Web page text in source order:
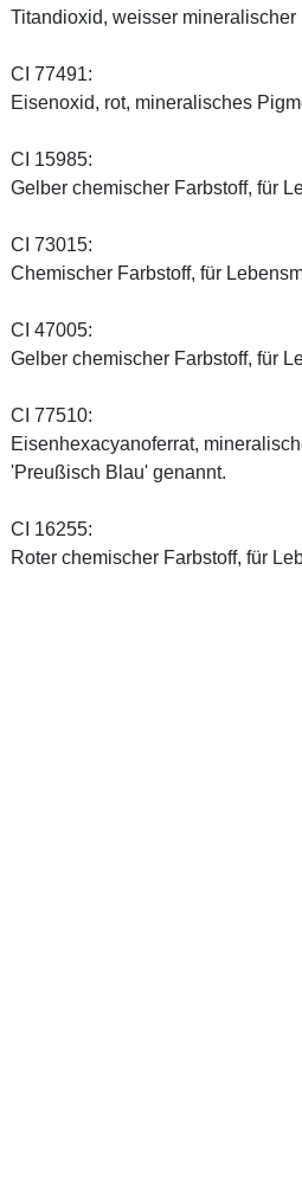
Titandioxid, weisser
CI 77491:
Eisenoxid, rot, mineralisches
CI 15985:
Gelber chemischer Farbstoff, für
CI 73015:
Chemischer Farbstoff, für
CI 47005:
Gelber chemischer Farbstoff, für
CI 77510:
Eisenhexacyanoferrat,
'Preußisch Blau' genannt.
CI 16255:
Roter chemischer Farbstoff, für